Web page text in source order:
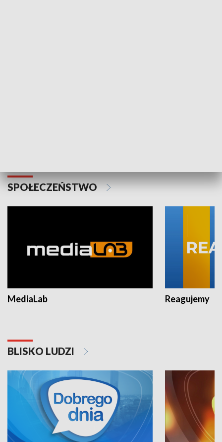
SPOŁECZEŃSTWO
MediaLab Reagujemy
BLISKO LUDZI